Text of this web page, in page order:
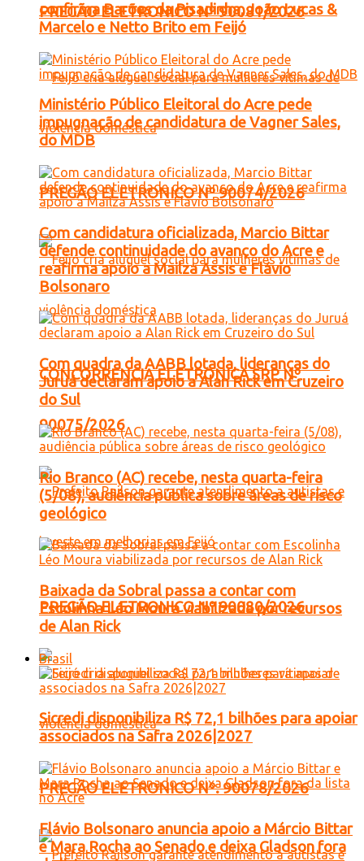
PREGÃO ELETRONICO Nº 90081/2026
PREGÃO ELETRONICO Nº 90074/2026
CONCORRENCIA ELETRONICA SRP Nº
90075/2026
PREGÃO ELETRONICO Nº 90080/2026
PREGÃO ELETRONICO Nº. 90078/2026
confirma Barões da Pisadinha, João Lucas &
Marcelo e Netto Brito em Feijó
Ministério Público Eleitoral do Acre pede
impugnação de candidatura de Vagner Sales,
do MDB
Com candidatura oficializada, Marcio Bittar
defende continuidade do avanço do Acre e
reafirma apoio a Mailza Assis e Flávio
Bolsonaro
Com quadra da AABB lotada, lideranças do
Juruá declaram apoio a Alan Rick em Cruzeiro
do Sul
Rio Branco (AC) recebe, nesta quarta-feira
(5/08), audiência pública sobre áreas de risco
geológico
Baixada da Sobral passa a contar com
Escolinha Léo Moura viabilizada por recursos
de Alan Rick
Brasil
Sicredi disponibiliza R$ 72,1 bilhões para apoiar
associados na Safra 2026|2027
Flávio Bolsonaro anuncia apoio a Márcio Bittar
e Mara Rocha ao Senado e deixa Gladson fora